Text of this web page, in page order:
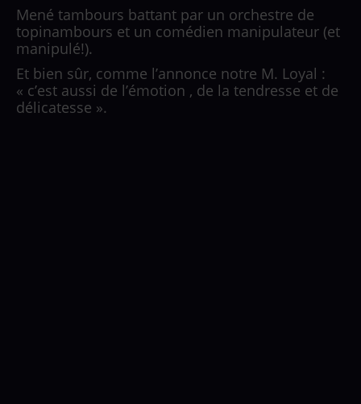
Mené tambours battant par un orchestre de
topinambours et un comédien manipulateur (et
manipulé!).
Et bien sûr, comme l’annonce notre M. Loyal :
« c’est aussi de l’émotion , de la tendresse et de
délicatesse ».